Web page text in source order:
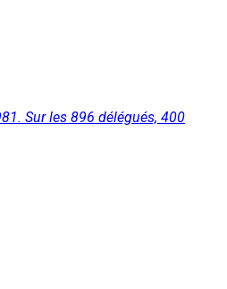
Sur les 896 délégués, 400